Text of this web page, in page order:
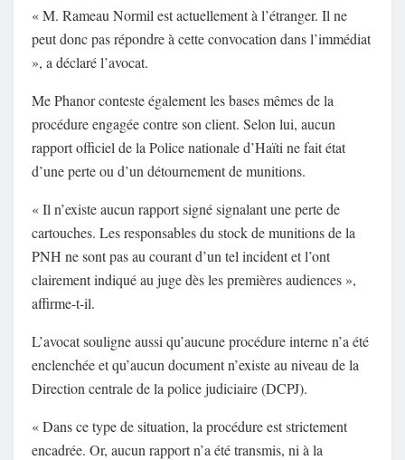
« M. Rameau Normil est actuellement à l’étranger. Il ne
peut donc pas répondre à cette convocation dans l’immédiat
», a déclaré l’avocat.
Me Phanor conteste également les bases mêmes de la
procédure engagée contre son client. Selon lui, aucun
rapport officiel de la Police nationale d’Haïti ne fait état
d’une perte ou d’un détournement de munitions.
« Il n’existe aucun rapport signé signalant une perte de
cartouches. Les responsables du stock de munitions de la
PNH ne sont pas au courant d’un tel incident et l’ont
clairement indiqué au juge dès les premières audiences »,
affirme-t-il.
L’avocat souligne aussi qu’aucune procédure interne n’a été
enclenchée et qu’aucun document n’existe au niveau de la
Direction centrale de la police judiciaire (DCPJ).
« Dans ce type de situation, la procédure est strictement
encadrée. Or, aucun rapport n’a été transmis, ni à la